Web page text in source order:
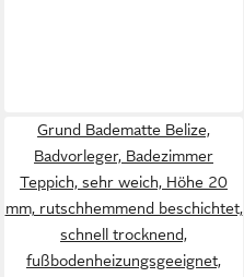
Grund Badematte Belize,
Badvorleger, Badezimmer
Teppich, sehr weich, Höhe 20
mm, rutschhemmend beschichtet,
schnell trocknend,
fußbodenheizungsgeeignet,